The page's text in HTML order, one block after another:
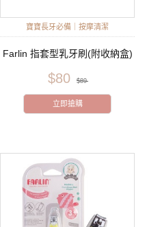
寶寶長牙必備｜按摩清潔
Farlin 指套型乳牙刷(附收納盒)
$80 $89
立即搶購